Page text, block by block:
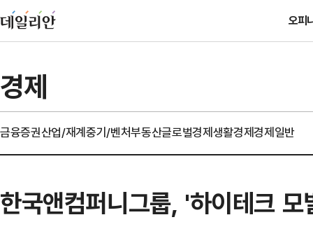
오피
경제
금융증권산업/재계중기/벤처부동산글로벌경제생활경제경제일반
한국앤컴퍼니그룹, '하이테크